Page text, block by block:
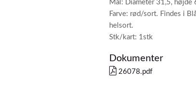
Mål: Diameter 31,5, højde
Farve: rød/sort. Findes i
helsort.
Stk/kart: 1stk
Dokumenter
26078.pdf